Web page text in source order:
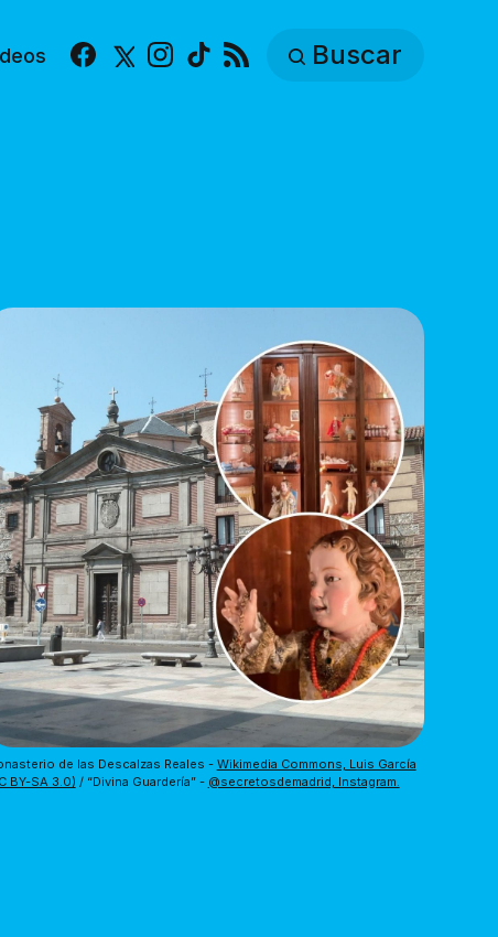
Facebook
X Instagram
TikTok Buscar
de las Descalzas Reales - Wikimedia Commons, Luis García
BY-SA 3.0) / “Divina Guardería” - @secretosdemadrid, Instagram.